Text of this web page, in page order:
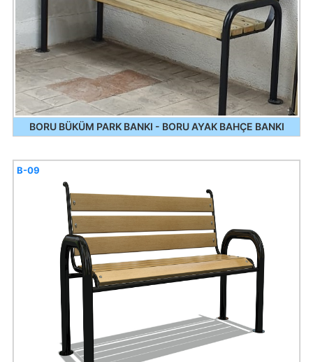
BORU BÜKÜM PARK BANKI - BORU AYAK BAHÇE BANKI
B-09